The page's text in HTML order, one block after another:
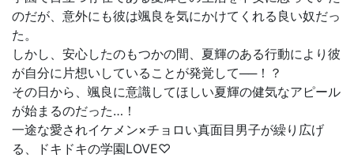
のだが、意外にも彼は颯良を気にかけてくれる良い奴だっ
た。
しかし、安心したのもつかの間、夏輝のある行動により彼
が自分に片想いしていることが発覚して──！？
その日から、颯良に意識してほしい夏輝の健気なアピール
が始まるのだった…！
一途な愛されイケメン×チョロい真面目男子が繰り広げ
る、ドキドキの学園LOVE♡